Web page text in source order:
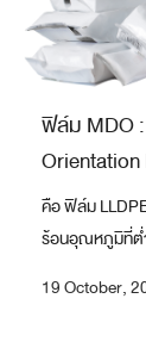
ฟิล์ม MDO
Orientation
คือ ฟิล์ม
ร้อนอุณหภูมิที่ต่
19 October,